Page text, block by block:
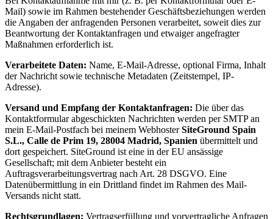
Mail) sowie im Rahmen bestehender Geschäftsbeziehungen werden
die Angaben der anfragenden Personen verarbeitet, soweit dies zur
Beantwortung der Kontaktanfragen und etwaiger angefragter
Maßnahmen erforderlich ist.
Verarbeitete Daten: Name, E-Mail-Adresse, optional Firma, Inhalt
der Nachricht sowie technische Metadaten (Zeitstempel, IP-
Adresse).
Versand und Empfang der Kontaktanfragen: Die über das
Kontaktformular abgeschickten Nachrichten werden per SMTP an
mein E-Mail-Postfach bei meinem Webhoster SiteGround Spain
S.L., Calle de Prim 19, 28004 Madrid, Spanien übermittelt und
dort gespeichert. SiteGround ist eine in der EU ansässige
Gesellschaft; mit dem Anbieter besteht ein
Auftragsverarbeitungsvertrag nach Art. 28 DSGVO. Eine
Datenübermittlung in ein Drittland findet im Rahmen des Mail-
Versands nicht statt.
Rechtsgrundlagen: Vertragserfüllung und vorvertragliche Anfragen